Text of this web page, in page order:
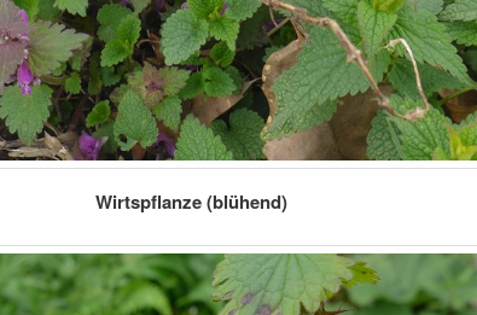
Wirtspflanze (blühend)